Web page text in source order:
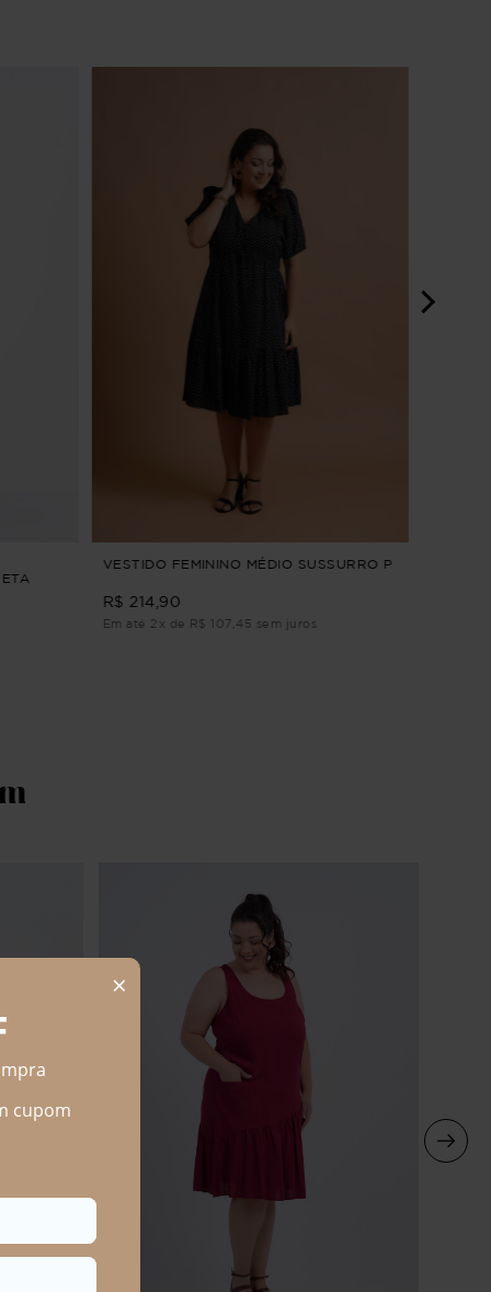
VESTIDO FEMININO MÉDIO SUSSURRO P
R$ 214,90
Em até 2x de R$ 107,45 sem juros